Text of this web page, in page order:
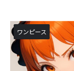
ワンピース